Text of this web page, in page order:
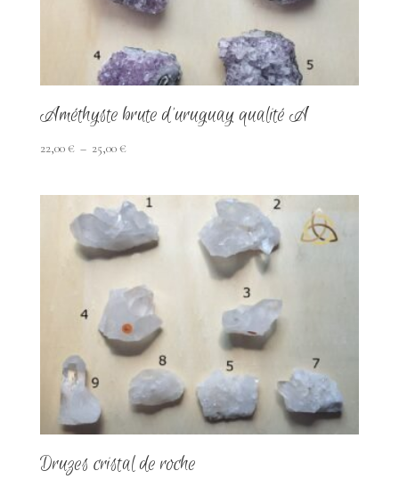
Améthyste brute d’uruguay qualité A
22,00€ – 25,00€Plage
22,00 €
à
25,00 €
Druzes cristal de roche